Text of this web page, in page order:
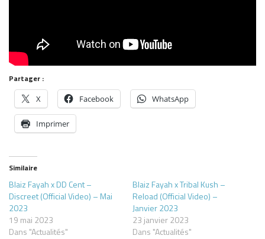
Partager :
X Facebook WhatsApp
Imprimer
Similaire
Blaiz Fayah x DD Cent –
Discreet (Official Video) – Mai
2023
19 mai 2023
Dans "Actualités"
Blaiz Fayah x Tribal Kush –
Reload (Official Video) –
Janvier 2023
23 janvier 2023
Dans "Actualités"